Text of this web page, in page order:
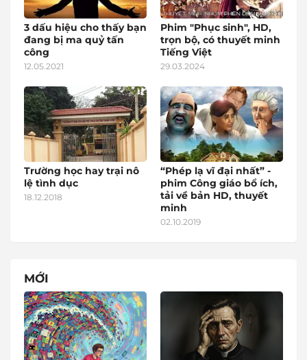
3 dấu hiệu cho thấy bạn
đang bị ma quỷ tấn
công
12.05.2021
Phim "Phục sinh", HD,
trọn bộ, có thuyết minh
Tiếng Việt
29.03.2024
Trường học hay trại nô
lệ tình dục
18.12.2018
“Phép lạ vĩ đại nhất” -
phim Công giáo bổ ích,
tải về bản HD, thuyết
minh
02.10.2019
MỚI